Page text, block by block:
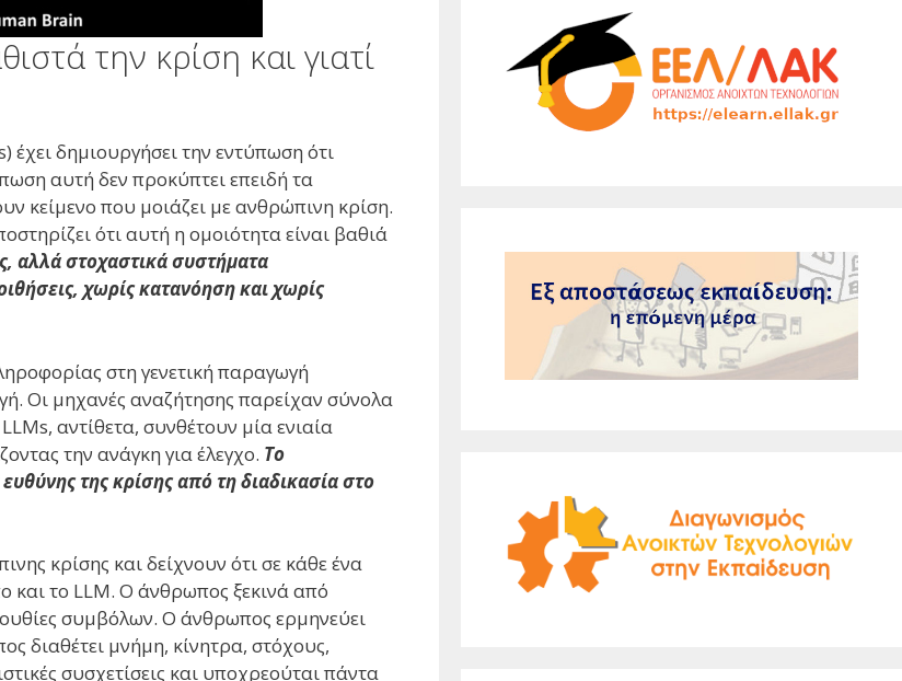
την κρίση και γιατί
δημιουργήσει την εντύπωση ότι
αυτή δεν προκύπτει επειδή τα
κείμενο που μοιάζει με ανθρώπινη κρίση.
ότι αυτή η ομοιότητα είναι βαθιά
αλλά στοχαστικά συστήματα
χωρίς κατανόηση και χωρίς
στη γενετική παραγωγή
Οι μηχανές αναζήτησης παρείχαν σύνολα
αντίθετα, συνθέτουν μία ενιαία
την ανάγκη για έλεγχο. Το
της κρίσης από τη διαδικασία στο
κρίσης και δείχνουν ότι σε κάθε ένα
το LLM. Ο άνθρωπος ξεκινά από
συμβόλων. Ο άνθρωπος ερμηνεύει
διαθέτει μνήμη, κίνητρα, στόχους,
συσχετίσεις και υποχρεούται πάντα